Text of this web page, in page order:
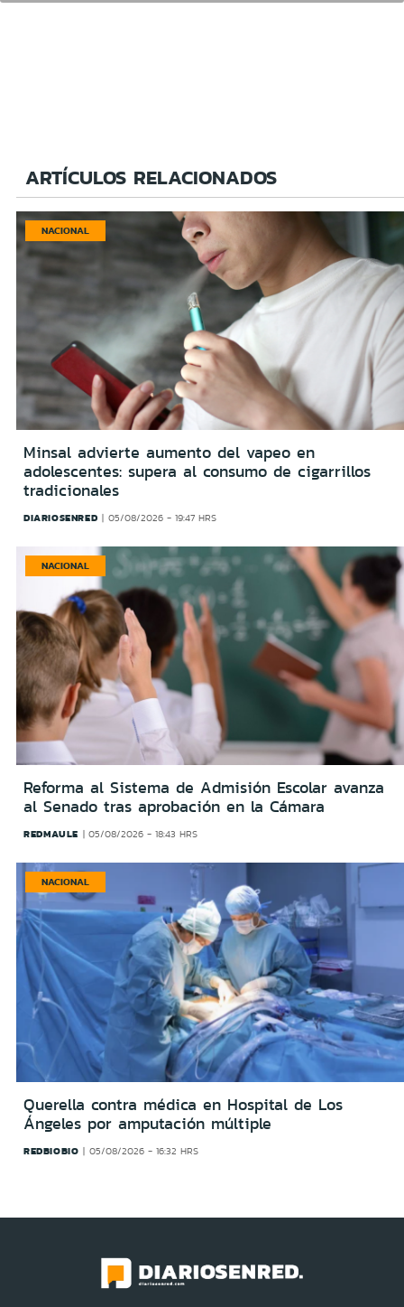
ARTÍCULOS RELACIONADOS
NACIONAL
Minsal advierte aumento del vapeo en
adolescentes: supera al consumo de cigarrillos
tradicionales
DIARIOSENRED 05/08/2026 - 19:47 HRS
NACIONAL
Reforma al Sistema de Admisión Escolar avanza
al Senado tras aprobación en la Cámara
REDMAULE 05/08/2026 - 18:43 HRS
NACIONAL
Querella contra médica en Hospital de Los
Ángeles por amputación múltiple
REDBIOBIO 05/08/2026 - 16:32 HRS